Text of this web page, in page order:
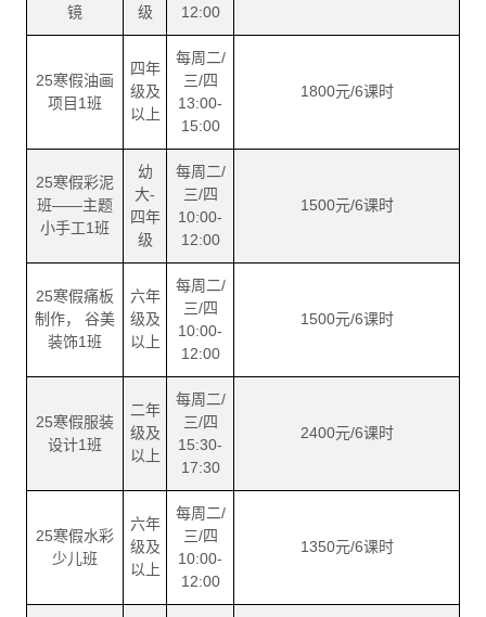
镜
级
12:00
25寒假油画
项目1班
四年
级及
以上
每周二/
三/四
13:00-
15:00
1800元/6课时
25寒假彩泥
班——主题
小手工1班
幼
大-
四年
级
每周二/
三/四
10:00-
12:00
1500元/6课时
25寒假痛板
制作， 谷美
装饰1班
六年
级及
以上
每周二/
三/四
10:00-
12:00
1500元/6课时
25寒假服装
设计1班
二年
级及
以上
每周二/
三/四
15:30-
17:30
2400元/6课时
25寒假水彩
少儿班
六年
级及
以上
每周二/
三/四
10:00-
12:00
1350元/6课时